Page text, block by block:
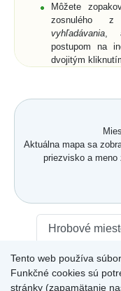
Môžete
zosnulého
vyhľadávania ,
postupom na
dvojitým
mape,
text nad
Aktuálna mapa sa
priezvisko a meno
Hrobové
Sektor:- Rad:-
Tento web používa
Funkčné cookies sú
stránky (zapamätanie